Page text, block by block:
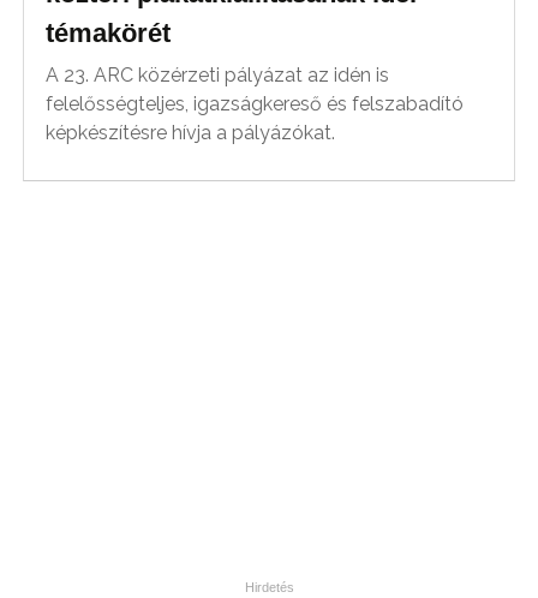
témakörét
A 23. ARC közérzeti pályázat az idén is
felelősségteljes, igazságkereső és felszabadító
képkészítésre hívja a pályázókat.